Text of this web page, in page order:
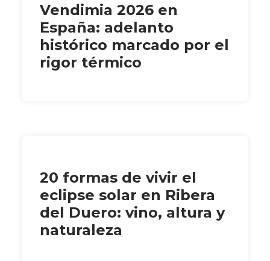
Vendimia 2026 en
España: adelanto
histórico marcado por el
rigor térmico
20 formas de vivir el
eclipse solar en Ribera
del Duero: vino, altura y
naturaleza